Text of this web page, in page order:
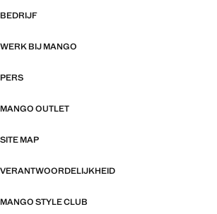
BEDRIJF
WERK BIJ MANGO
PERS
MANGO OUTLET
SITE MAP
VERANTWOORDELIJKHEID
MANGO STYLE CLUB